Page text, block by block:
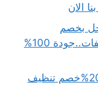
بخصم
33%على أقوى خدمات تنظيف المكيفات..جودة 100%
شركة تنظيف بعد الحريق بالرياض بـ20%خصم تنظيف